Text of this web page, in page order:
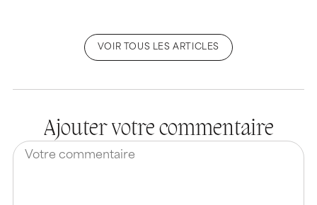
VOIR TOUS LES ARTICLES
Ajouter votre commentaire